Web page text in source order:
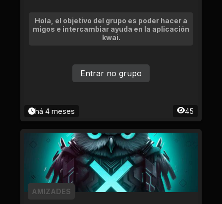
Hola, el objetivo del grupo es poder hacer a
migos e intercambiar ayuda en la aplicación
kwai.
há 4 meses 45
Entrar no grupo
AMIZADES